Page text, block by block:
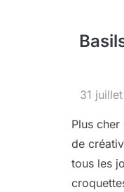
31
Plus
de
tous les